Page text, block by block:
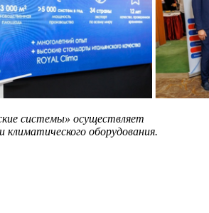
системы» осуществляет
климатического оборудования.